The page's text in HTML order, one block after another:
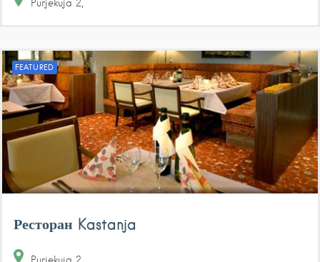
Purjekuja 2
FEATURED
Ресторан Kastanja